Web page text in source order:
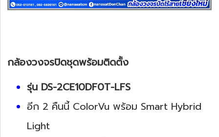
กล้องวงจรปิดชุดพร้อมติดตั้ง
รุ่น DS-2CE10DF0T-LFS
อีก 2 คืนนี้ ColorVu พร้อม Smart Hybrid
Light